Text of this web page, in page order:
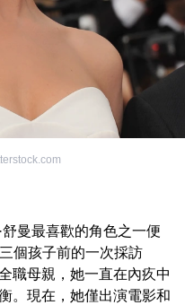
舒曼最喜歡的角色之一便
個孩子前的一次採訪
職母親，她一直在內疚中
。現在，她僅出演電影和